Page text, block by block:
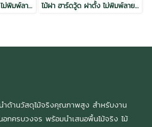
ไม้ฝา ฮาร์ดวู้ด ฝานอน ไม่พิมพ์ลาย อบ กันปลวก H3.2 ไม้ฝา ฮาร์ดวู้ด ฝาตั้ง ไม่พิมพ์ลาย อบ กันปลวก H3.2
ด้านวัสดุไม้จริงคุณภาพสูง สำหรับงาน
กครบวงจร พร้อมนำเสนอพื้นไม้จริง ไม้